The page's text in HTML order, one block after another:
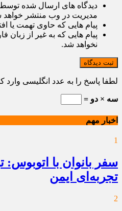
دیدگاه های ارسال شده
مدیریت در وب منتشر خواهد
پیام هایی که حاوی تهمت یا
پیام هایی که به غیر از زبان
نخواهد شد.
ثبت دیدگاه
لطفا پاسخ را به عدد انگلیسی وارد
سه × دو =
اخبار مهم
1
سفر بانوان با اتوبوس:
تجربه‌ای ایمن
2